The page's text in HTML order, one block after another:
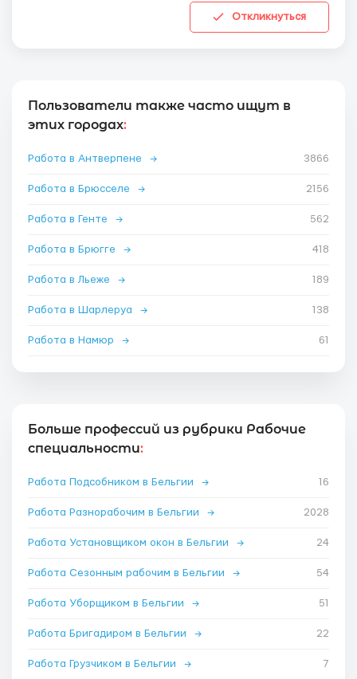
Откликнуться
Пользователи также часто ищут в
этих городах:
Работа в Антверпене → 3866
Работа в Брюсселе → 2156
Работа в Генте → 562
Работа в Брюгге → 418
Работа в Льеже → 189
Работа в Шарлеруа → 138
Работа в Намюр → 61
Больше профессий из рубрики Рабочие
специальности:
Работа Подсобником в Бельгии → 16
Работа Разнорабочим в Бельгии → 2028
Работа Установщиком окон в Бельгии → 24
Работа Сезонным рабочим в Бельгии → 54
Работа Уборщиком в Бельгии → 51
Работа Бригадиром в Бельгии → 22
Работа Грузчиком в Бельгии → 7